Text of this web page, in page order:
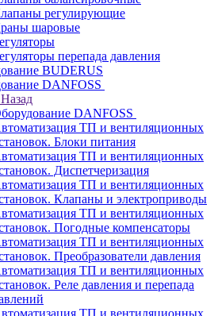
регулирующие
шаровые
перепада давления
BUDERUS
DANFOSS
Назад
DANFOSS
ТП и вентиляционных
Блоки питания
ТП и вентиляционных
Диспетчеризация
ТП и вентиляционных
Клапаны и электроприводы
ТП и вентиляционных
Погодные компенсаторы
ТП и вентиляционных
Преобразователи давления
ТП и вентиляционных
Реле давления и перепада
ТП и вентиляционных